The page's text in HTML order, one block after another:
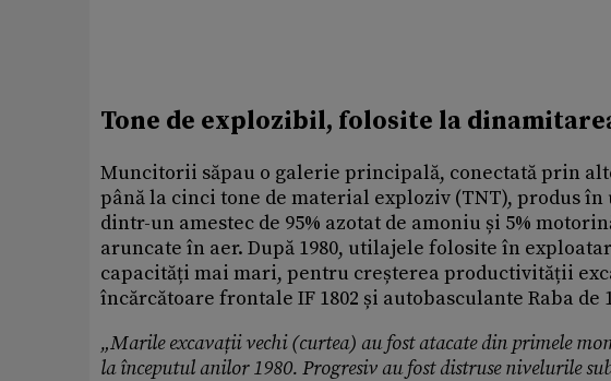
Tone de explozibil, folosite la
Muncitorii săpau o galerie principală, conectată prin
până la cinci tone de material exploziv (TNT), produs
dintr-un amestec de 95% azotat de amoniu și 5%
aruncate în aer. După 1980, utilajele folosite în
capacități mai mari, pentru creșterea productivității
încărcătoare frontale IF 1802 și autobasculante Raba de
„Marile excavații vechi (curtea) au fost atacate din primele
la începutul anilor 1980. Progresiv au fost distruse nivelurile